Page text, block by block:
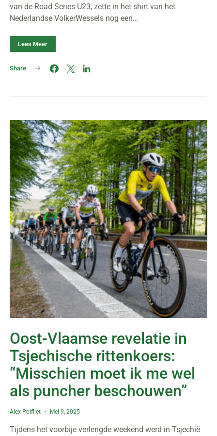
van de Road Series U23, zette in het shirt van het
Nederlandse VolkerWessels nog een…
Lees Meer
Share
Oost-Vlaamse revelatie in
Tsjechische rittenkoers:
“Misschien moet ik me wel
als puncher beschouwen”
Alex Polfliet Mei 9, 2025
Tijdens het voorbije verlengde weekend werd in Tsjechië